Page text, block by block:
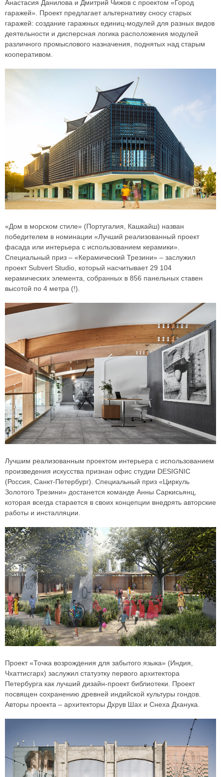
Анастасия Данилова и Дмитрий Чижов с проектом «Город
гаражей». Проект предлагает альтернативу сносу старых
гаражей: создание гаражных единиц-модулей для разных видов
деятельности и дисперсная логика расположения модулей
различного промыслового назначения, поднятых над старым
кооперативом.
«Дом в морском стиле» (Португалия, Кашкайш) назван
победителем в номинации «Лучший реализованный проект
фасада или интерьера с использованием керамики».
Специальный приз – «Керамический Трезини» – заслужил
проект Subvert Studio, который насчитывает 29 104
керамических элемента, собранных в 856 панельных ставен
высотой по 4 метра (!).
Лучшим реализованным проектом интерьера с использованием
произведения искусства признан офис студии DESIGNIC
(Россия, Санкт-Петербург). Специальный приз «Циркуль
Золотого Трезини» достанется команде Анны Саркисьянц,
которая всегда старается в своих концепции внедрять авторские
работы и инсталляции.
Проект «Точка возрождения для забытого языка» (Индия,
Чхаттисгарх) заслужил статуэтку первого архитектора
Петербурга как лучший дизайн-проект библиотеки. Проект
посвящен сохранению древней индийской культуры гондов.
Авторы проекта – архитекторы Дхрув Шах и Снеха Дханука.